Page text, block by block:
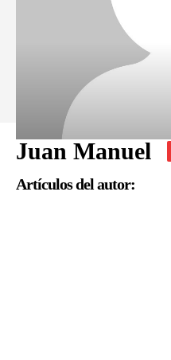
Juan Manuel
Artículos del autor: